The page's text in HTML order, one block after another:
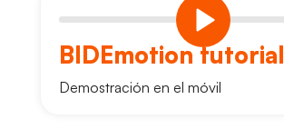
BIDEmotion tutorial
Demostración en el móvil